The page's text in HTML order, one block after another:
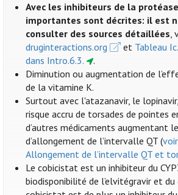
Avec les inhibiteurs de la
importantes sont décrites: il est
consulter des sources détaillées,
druginteractions.org
et Tableau Ic.
dans Intro.6.3.
.
Diminution ou augmentation de
de la vitamine K.
Surtout avec l'atazanavir, le
risque accru de torsades de pointes
d’autres médicaments augmentant
d’allongement de l’intervalle QT (
Allongement de l’intervalle QT et
Le cobicistat est un inhibiteur du
biodisponibilité de l’elvitégravir et du